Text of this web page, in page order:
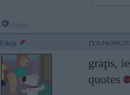
Edzja 25. Feb 2008,
graps,
quotes